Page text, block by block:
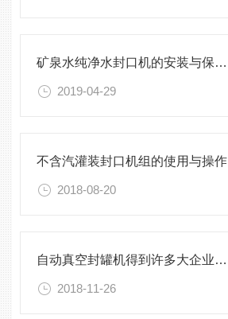
矿泉水纯净水封口机的安装与保养，不能有一丝的马虎
2019-04-29
不含汽灌装封口机组的使用与操作
2018-08-20
自动真空封罐机得到许多大企业的青睐
2018-11-26